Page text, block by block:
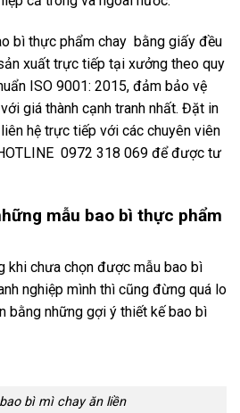
bì thực phẩm chay bằng giấy đều
xuất trực tiếp tại xưởng theo quy
ISO 9001: 2015, đảm bảo vệ
giá thành cạnh tranh nhất. Đặt in
hệ trực tiếp với các chuyên viên
0972 318 069 để được tư
mẫu bao bì thực phẩm
khi chưa chọn được mẫu bao bì
nghiệp mình thì cũng đừng quá lo
bằng những gợi ý thiết kế bao bì
bì mì chay ăn liền